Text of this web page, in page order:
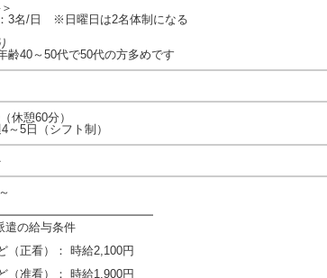
3名/日 ※日曜日は2名体制になる
齢40～50代で50代の方多めです
休憩60分）
～5日（シフト制）
遣の給与条件
（正看）： 時給2,100円
（准看）： 時給1,900円